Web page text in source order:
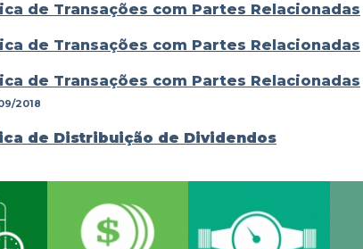
de Transações com Partes Relacionadas
de Transações com Partes Relacionadas
de Transações com Partes Relacionadas
2018
de Distribuição de Dividendos